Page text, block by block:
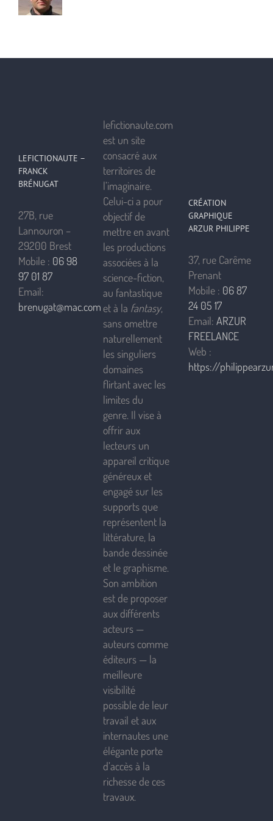
LEFICTIONAUTE –
FRANCK
BRÉNUGAT
27B, rue
Lannouron –
29200 Brest
Mobile : 06 98
97 01 87
Email:
brenugat@mac.com
lefictionaute.com
est un site
consacré aux
territoires de
l’imaginaire.
Celui-ci a pour
objectif de
mettre en avant
les productions
associées à la
science-fiction,
au fantastique
et à la fantasy,
sans omettre
naturellement
les singuliers
domaines
flirtant avec les
limites du
genre. Il vise à
offrir aux
lecteurs un
appareil critique
généreux et
engagé sur les
supports que
représentent la
littérature, la
bande dessinée
et le graphisme.
Son ambition
est de proposer
aux différents
acteurs —
auteurs comme
éditeurs — la
meilleure
visibilité
possible de leur
travail et aux
internautes une
élégante porte
d’accès à la
richesse de ces
travaux.
CRÉATION
GRAPHIQUE
ARZUR PHILIPPE
37, rue Carême
Prenant
Mobile : 06 87
24 05 17
Email: ARZUR
FREELANCE
Web :
https://